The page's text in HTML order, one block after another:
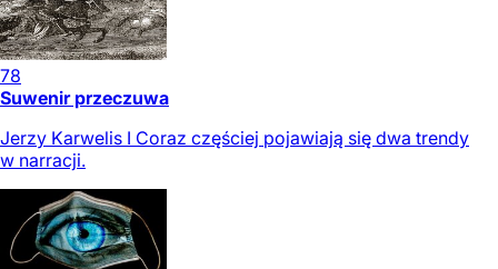
78
Suwenir przeczuwa
Jerzy Karwelis I Coraz częściej pojawiają się dwa trendy
w narracji.